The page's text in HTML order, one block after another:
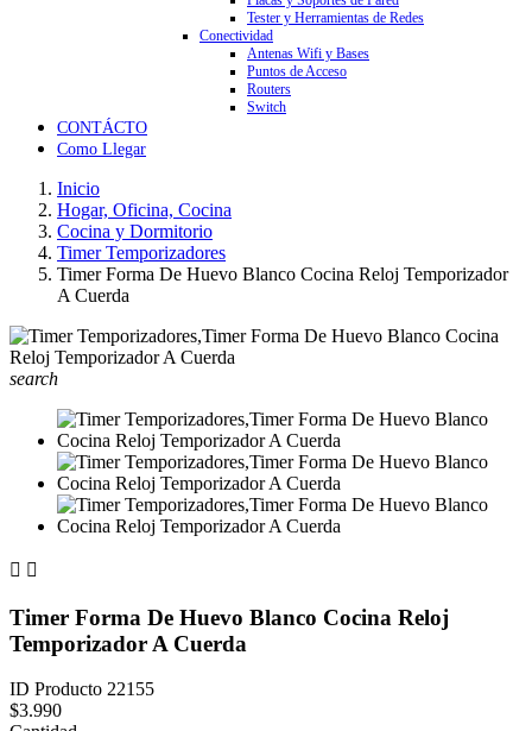
Tester y Herramientas de Redes
Conectividad
Antenas Wifi y Bases
Puntos de Acceso
Routers
Switch
CONTÁCTO
Como Llegar
Inicio
Hogar, Oficina, Cocina
Cocina y Dormitorio
Timer Temporizadores
Timer Forma De Huevo Blanco Cocina Reloj Temporizador
A Cuerda
search
 
Timer Forma De Huevo Blanco Cocina Reloj
Temporizador A Cuerda
ID Producto 22155
$3.990